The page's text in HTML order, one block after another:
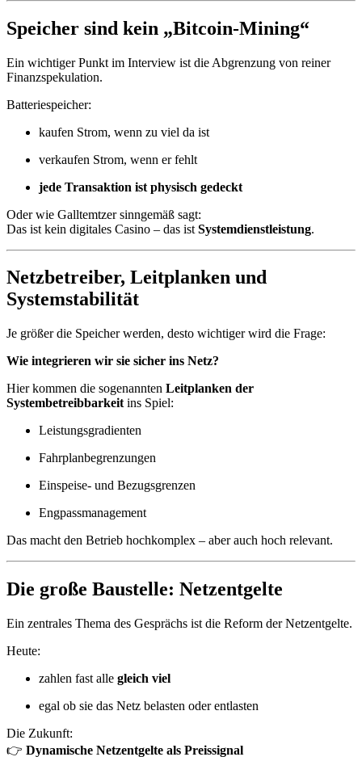
Speicher sind kein „Bitcoin-Mining“
Ein wichtiger Punkt im Interview ist die Abgrenzung von reiner
Finanzspekulation.
Batteriespeicher:
kaufen Strom, wenn zu viel da ist
verkaufen Strom, wenn er fehlt
jede Transaktion ist physisch gedeckt
Oder wie Galltemtzer sinngemäß sagt:
Das ist kein digitales Casino – das ist Systemdienstleistung.
Netzbetreiber, Leitplanken und
Systemstabilität
Je größer die Speicher werden, desto wichtiger wird die Frage:
Wie integrieren wir sie sicher ins Netz?
Hier kommen die sogenannten Leitplanken der
Systembetreibbarkeit ins Spiel:
Leistungsgradienten
Fahrplanbegrenzungen
Einspeise- und Bezugsgrenzen
Engpassmanagement
Das macht den Betrieb hochkomplex – aber auch hoch relevant.
Die große Baustelle: Netzentgelte
Ein zentrales Thema des Gesprächs ist die Reform der Netzentgelte.
Heute:
zahlen fast alle gleich viel
egal ob sie das Netz belasten oder entlasten
Die Zukunft:
👉 Dynamische Netzentgelte als Preissignal